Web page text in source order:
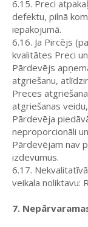
6.15. Preci
defektu, pilnā
iepakojumā.
6.16. Ja Pircējs
kvalitātes Preci
Pārdevējs
atgriešanu,
Preces
atgriešanas
Pārdevēja
neproporcionāli
Pārdevējam nav
izdevumus.
6.17.
veikala noliktavu:
7.